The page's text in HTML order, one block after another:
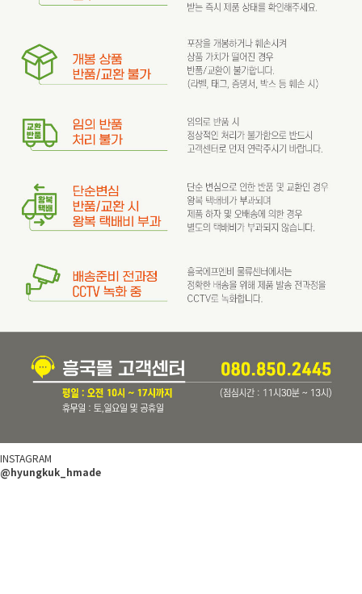
INSTAGRAM
@hyungkuk_hmade